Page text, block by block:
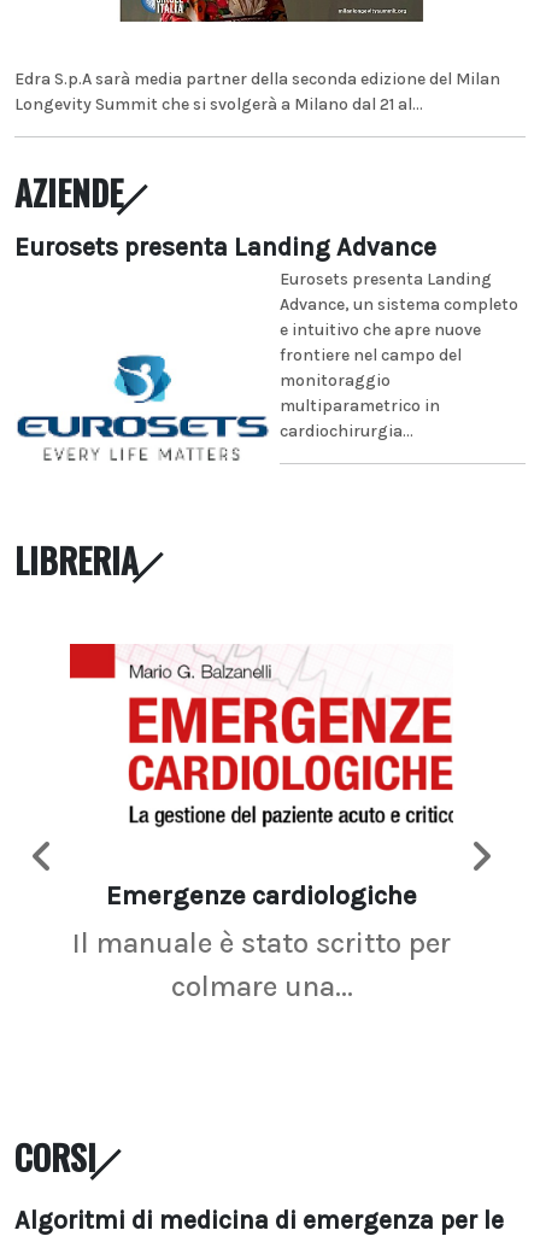
Edra S.p.A sarà media partner della seconda edizione del Milan
Longevity Summit che si svolgerà a Milano dal 21 al...
AZIENDE
Eurosets presenta Landing Advance
Eurosets presenta Landing
Advance, un sistema completo
e intuitivo che apre nuove
frontiere nel campo del
monitoraggio
multiparametrico in
cardiochirurgia...
LIBRERIA
Emergenze cardiologiche
Il manuale è stato scritto per
colmare una...
CORSI
Algoritmi di medicina di emergenza per le